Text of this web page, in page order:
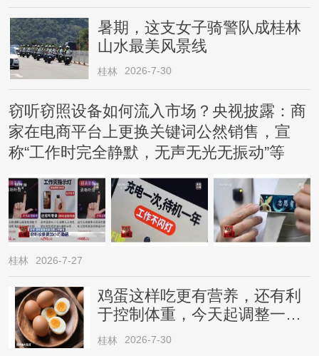
暑期，这支女子骑警队成桂林
山水最美风景线
桂林 2026-7-30
窃听窃照设备如何流入市场？央视披露：商
家在电商平台上更换关键词公然销售，宣
称“工作时完全静默，无声无光无振动”等
桂林 2026-7-27
鸡蛋这样吃更有营养，还有利
于控制体重，今天起调整一下
→
桂林 2026-7-30